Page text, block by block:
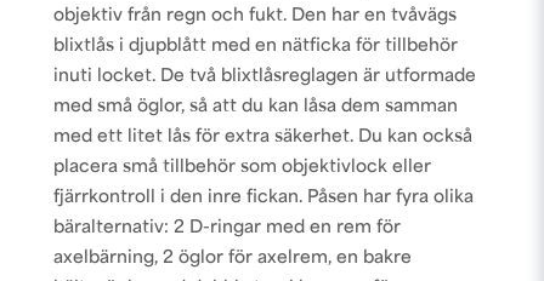
objektiv från regn och fukt. Den har en tvåvägs
blixtlås i djupblått med en nätficka för tillbehör
inuti locket. De två blixtlåsreglagen är utformade
med små öglor, så att du kan låsa dem samman
med ett litet lås för extra säkerhet. Du kan också
placera små tillbehör som objektivlock eller
fjärrkontroll i den inre fickan. Påsen har fyra olika
bäralternativ: 2 D-ringar med en rem för
axelbärning, 2 öglor för axelrem, en bakre